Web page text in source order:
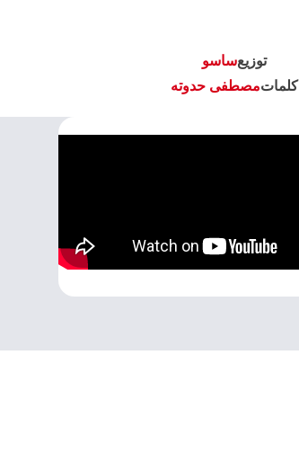
توزيعساسو
كلماتمصطفى حدوته